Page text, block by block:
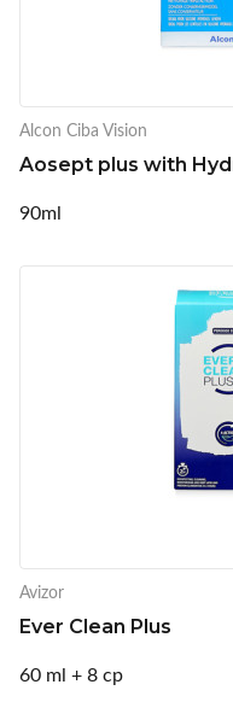
Alcon Ciba Vision
Aosept plus with
90ml
Avizor
Ever Clean Plus
60 ml + 8 cp